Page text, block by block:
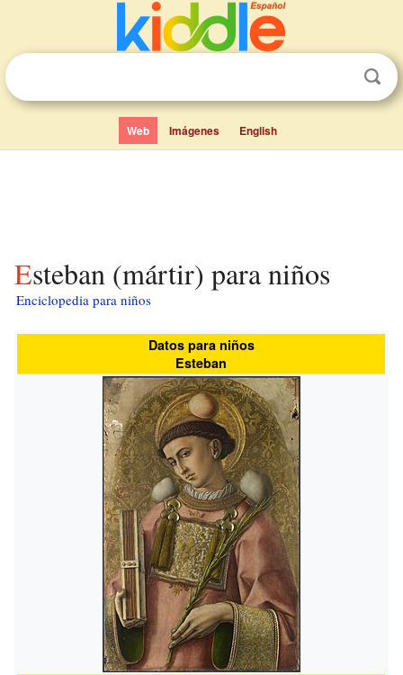
Web Imágenes English
Esteban (mártir) para niños
Enciclopedia para niños
Datos para niños
Esteban